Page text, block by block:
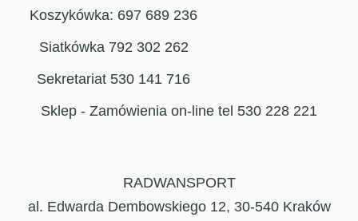
Koszykówka: 697 689 236
Siatkówka 792 302 262
Sekretariat 530 141 716
Sklep - Zamówienia on-line tel 530 228 221
RADWANSPORT
al. Edwarda Dembowskiego 12, 30-540 Kraków